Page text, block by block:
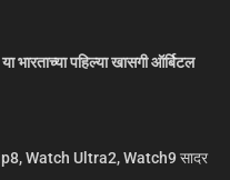
पहिल्या खासगी ऑर्बिटल
Watch Ultra2, Watch9 सादर